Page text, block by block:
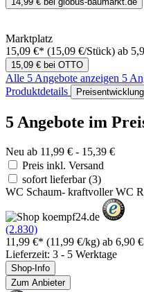
Marktplatz
15,09 €* (15,09 €/Stück) ab
15,09 € bei OTTO
Alle 5 Angebote anzeigen 5
Produktdetails
Preisentwicklung
5 Angebote im
Neu ab 11,99 € - 15,39 €
Preis inkl. Versand
sofort lieferbar(3)
WC Schaum- kraftvoller WC
(2.830)
11,99 €* (11,99 €/kg) ab 6,90
Lieferzeit: 3 - 5 Werktage
Shop-Info
Zum Anbieter